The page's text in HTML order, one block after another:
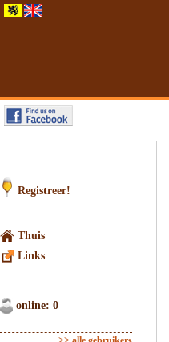
Registreer!
Thuis
Links
online: 0